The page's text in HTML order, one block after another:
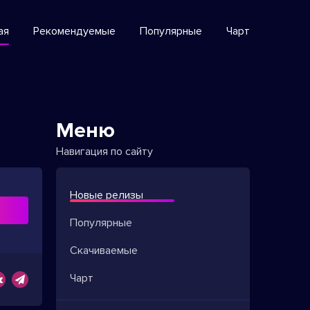
Рекомендуемые Популярные Чарт
Меню
Навигация по сайту
Новые релизы
Популярные
Скачиваемые
Чарт